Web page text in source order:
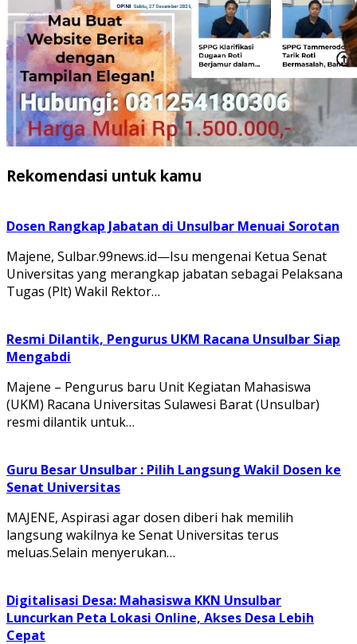
Rekomendasi untuk kamu
Dosen Rangkap Jabatan di Unsulbar Menuai Sorotan
Majene, Sulbar.99news.id—Isu mengenai Ketua Senat
Universitas yang merangkap jabatan sebagai Pelaksana
Tugas (Plt) Wakil Rektor…
Resmi Dilantik, Pengurus UKM Racana Unsulbar Siap
Mengabdi
Majene – Pengurus baru Unit Kegiatan Mahasiswa
(UKM) Racana Universitas Sulawesi Barat (Unsulbar)
resmi dilantik untuk…
Guru Besar Unsulbar : Pilih Langsung Wakil Dosen ke
Senat Universitas
MAJENE, Aspirasi agar dosen diberi hak memilih
langsung wakilnya ke Senat Universitas terus
meluas.Selain menyerukan…
Digitalisasi Desa: Mahasiswa KKN Unsulbar
Luncurkan Peta Lokasi Online, Akses Desa Lebih
Cepat